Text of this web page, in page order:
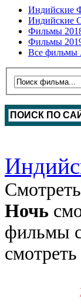
Индийские
Индийские
Фильмы
Фильмы
Все
Ночь
фильмы